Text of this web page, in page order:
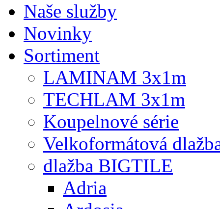
Naše služby
Novinky
Sortiment
LAMINAM 3x1m
TECHLAM 3x1m
Koupelnové série
Velkoformátová
dlažba BIGTILE
Adria